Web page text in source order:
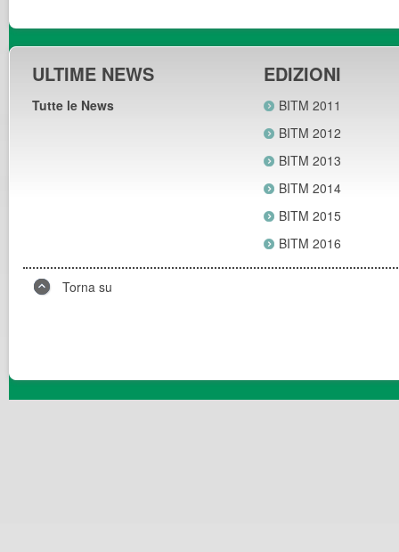
ULTIME NEWS
Tutte le News
EDIZIONI
BITM 2011
BITM 2012
BITM 2013
BITM 2014
BITM 2015
BITM 2016
Torna su